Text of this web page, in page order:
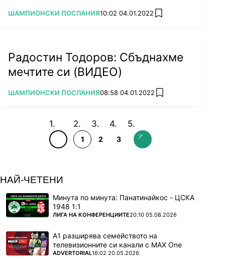
ПОВЕЧЕ ОТ
ШАМПИОНСКИ ПОСЛАНИЯ10:02 04.01.2022 add favorites
Радостин Тодоров: Сбъднахме
мечтите си (ВИДЕО)
ПОВЕЧЕ ОТ
ШАМПИОНСКИ ПОСЛАНИЯ08:58 04.01.2022 add favorites
1 2 3
НАЙ-ЧЕТЕНИ
Минута по минута: Панатинайкос - ЦСКА
1948 1:1
ПОВЕЧЕ ОТ
ЛИГА НА КОНФЕРЕНЦИИТЕ20:10 05.08.2026
А1 разширява семейството на
телевизионните си канали с MAX One
ПОВЕЧЕ ОТ
ADVERTORIAL16:02 20.05.2026